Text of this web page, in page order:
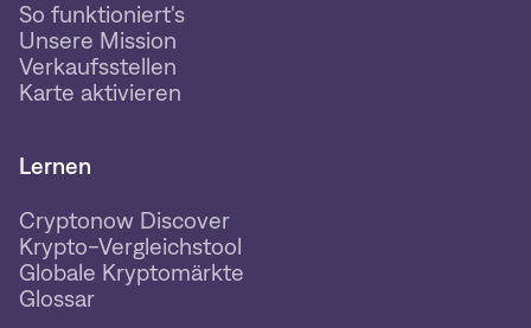
So funktioniert's
Unsere Mission
Verkaufsstellen
Karte aktivieren
Lernen
Cryptonow Discover
Krypto-Vergleichstool
Globale Kryptomärkte
Glossar